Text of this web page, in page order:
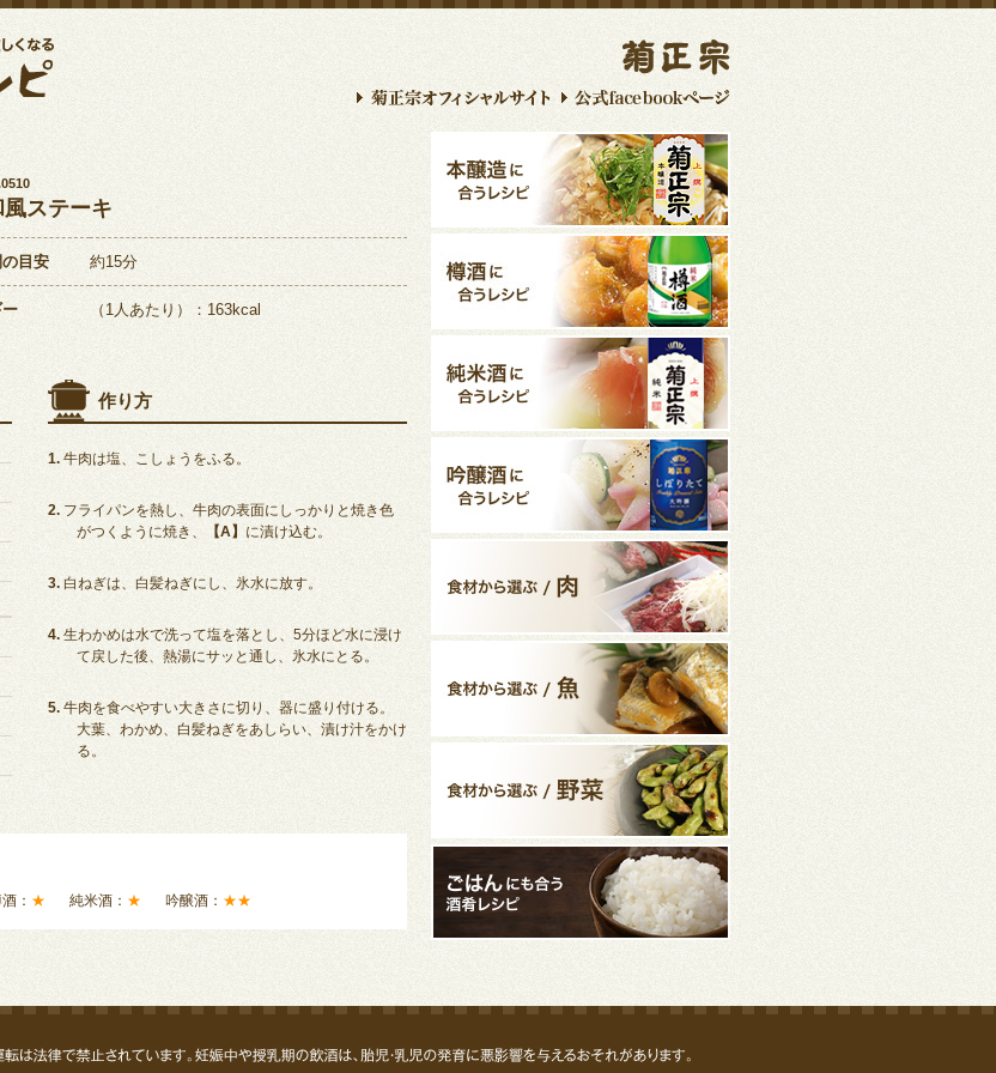
ステーキ
目安 約15分
（1人あたり）：163kcal
作り方
牛肉は塩、こしょうをふる。
フライパンを熱し、牛肉の表面にしっかりと焼き色
がつくように焼き、
【A】 に漬け込む。
白ねぎは、白髪ねぎにし、氷水に放す。
生わかめは水で洗って塩を落とし、5分ほど水に浸け
て戻した後、熱湯にサッと通し、氷水にとる。
牛肉を食べやすい大きさに切り、器に盛り付ける。
大葉、わかめ、白髪ねぎをあしらい、漬け汁をかけ
る。
： ★ 純米酒： ★ 吟醸酒： ★★